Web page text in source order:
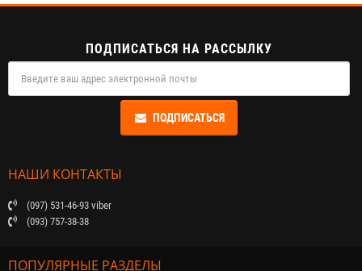
ПОДПИСАТЬСЯ НА РАССЫЛКУ
ПОДПИСАТЬСЯ
НАШИ КОНТАКТЫ
(097) 531-46-93 viber
(093) 757-38-38
ПОПУЛЯРНЫЕ РАЗДЕЛЫ